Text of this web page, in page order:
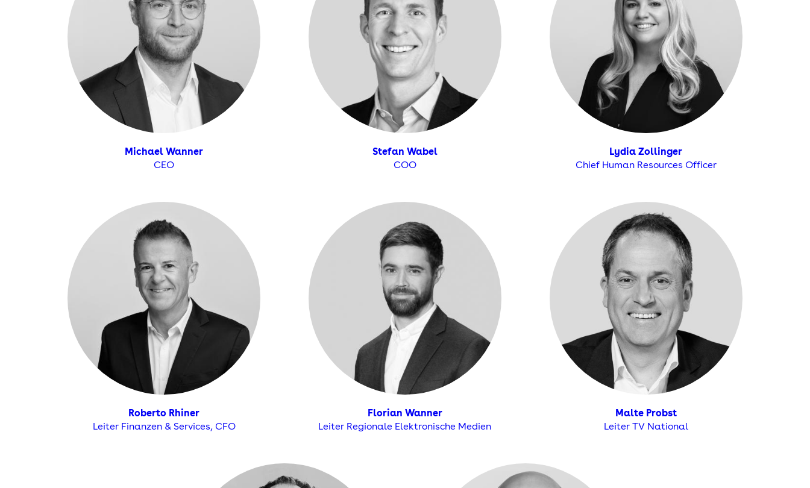
Michael Wanner
CEO
Stefan Wabel
COO
Lydia Zollinger
Chief Human Resources Officer
Roberto Rhiner
Leiter Finanzen & Services, CFO
Florian Wanner
Leiter Regionale Elektronische Medien
Malte Probst
Leiter TV National